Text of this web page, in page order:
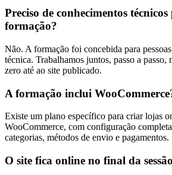
Preciso de conhecimentos
formação?
Não. A formação foi concebida para
técnica. Trabalhamos juntos, passo a
zero até ao site publicado.
A formação inclui
Existe um plano específico para criar lojas
WooCommerce, com configuração
categorias, métodos de envio e pagamentos.
O site fica online no final da